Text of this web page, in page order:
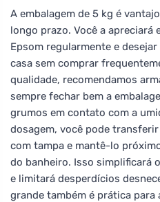
A embalagem de 5 kg é
longo prazo. Você a apreciará
Epsom regularmente e
casa sem comprar
qualidade, recomendamos
sempre fechar bem a
grumos em contato com a
dosagem, você pode
com tampa e mantê-lo
do banheiro. Isso simplificará
e limitará desperdícios
grande também é prática para